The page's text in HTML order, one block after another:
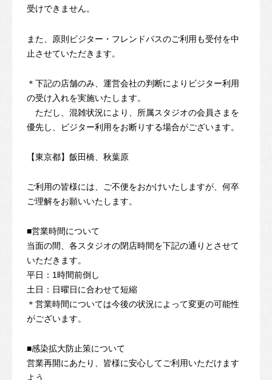
受けできません。
また、原則ビジター・フレンドパスのご利用も受付を中
止させていただきます。
＊下記の店舗のみ、運営会社の判断によりビジター利用
の受け入れを実施いたします。
ただし、混雑状況により、所属スタジオの会員さまを
優先し、ビジター利用をお断りする場合がございます。
【東京都】飯田橋、秋葉原
ご利用の皆様には、ご不便をおかけいたしますが、何卒
ご理解をお願いいたします。
■営業時間について
当面の間、各スタジオの閉店時間を下記の通りとさせて
いただきます。
平日：1時間前倒し
土日：日曜日に合わせて短縮
＊営業時間については今後の状況によって変更の可能性
がございます。
■感染拡大防止策について
営業再開にあたり、皆様に安心してご利用いただけます
よう